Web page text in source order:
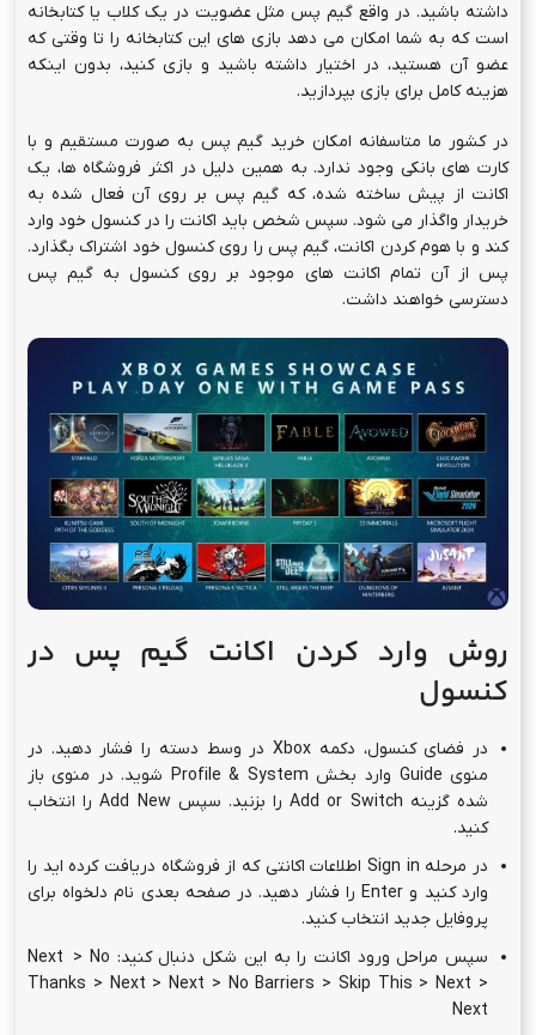
داشته باشید. در واقع گیم پس مثل عضویت در یک کلاب یا کتابخانه
است که به شما امکان می دهد بازی های این کتابخانه را تا وقتی که
عضو آن هستید، در اختیار داشته باشید و بازی کنید، بدون اینکه
هزینه کامل برای بازی بپردازید.
در کشور ما متاسفانه امکان خرید گیم پس به صورت مستقیم و با
کارت های بانکی وجود ندارد. به همین دلیل در اکثر فروشگاه ها، یک
اکانت از پیش ساخته شده، که گیم پس بر روی آن فعال شده به
خریدار واگذار می شود. سپس شخص باید اکانت را در کنسول خود وارد
کند و با هوم کردن اکانت، گیم پس را روی کنسول خود اشتراک بگذارد.
پس از آن تمام اکانت های موجود بر روی کنسول به گیم پس
دسترسی خواهند داشت.
روش وارد کردن اکانت گیم پس در
کنسول
در فضای کنسول، دکمه Xbox در وسط دسته را فشار دهید. در
منوی Guide وارد بخش Profile & System شوید. در منوی باز
شده گزینه Add or Switch را بزنید. سپس Add New را انتخاب
کنید.
در مرحله Sign in اطلاعات اکانتی که از فروشگاه دریافت کرده اید را
وارد کنید و Enter را فشار دهید. در صفحه بعدی نام دلخواه برای
پروفایل جدید انتخاب کنید.
سپس مراحل ورود اکانت را به این شکل دنبال کنید: Next > No
Thanks > Next > Next > No Barriers > Skip This > Next >
Next